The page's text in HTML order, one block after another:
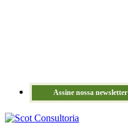
Assine nossa newsletter